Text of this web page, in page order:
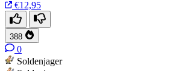
€12,95
388
0
Soldenjager